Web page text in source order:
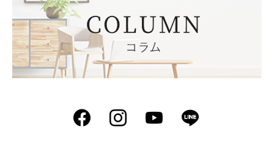
Facebook
Instagram
YouTube